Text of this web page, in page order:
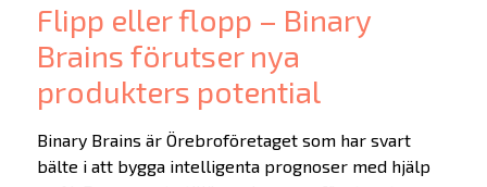
Flipp eller flopp – Binary
Brains förutser nya
produkters potential
Binary Brains är Örebroföretaget som har svart
bälte i att bygga intelligenta prognoser med hjälp